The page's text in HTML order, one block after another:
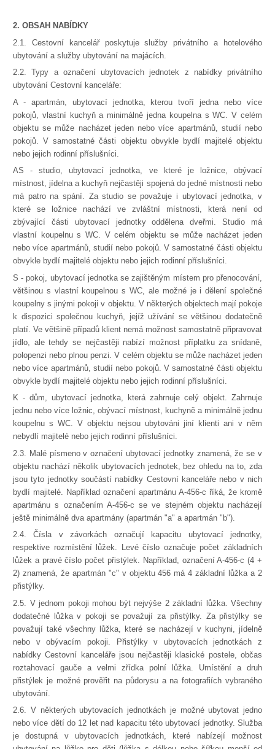
2. OBSAH NABÍDKY
2.1. Cestovní kancelář poskytuje služby privátního a hotelového
ubytování a služby ubytování na majácích.
2.2. Typy a označení ubytovacích jednotek z nabídky privátního
ubytování Cestovní kanceláře:
A - apartmán, ubytovací jednotka, kterou tvoří jedna nebo více
pokojů, vlastní kuchyň a minimálně jedna koupelna s WC. V celém
objektu se může nacházet jeden nebo více apartmánů, studií nebo
pokojů. V samostatné části objektu obvykle bydlí majitelé objektu
nebo jejich rodinní příslušníci.
AS - studio, ubytovací jednotka, ve které je ložnice, obývací
místnost, jídelna a kuchyň nejčastěji spojená do jedné místnosti nebo
má patro na spání. Za studio se považuje i ubytovací jednotka, v
které se ložnice nachází ve zvláštní místnosti, která není od
zbývající části ubytovací jednotky oddělena dveřmi. Studio má
vlastní koupelnu s WC. V celém objektu se může nacházet jeden
nebo více apartmánů, studií nebo pokojů. V samostatné části objektu
obvykle bydlí majitelé objektu nebo jejich rodinní příslušníci.
S - pokoj, ubytovací jednotka se zajištěným místem pro přenocování,
většinou s vlastní koupelnou s WC, ale možné je i dělení společné
koupelny s jinými pokoji v objektu. V některých objektech mají pokoje
k dispozici společnou kuchyň, jejíž užívání se většinou dodatečně
platí. Ve většině případů klient nemá možnost samostatně připravovat
jídlo, ale tehdy se nejčastěji nabízí možnost příplatku za snídaně,
polopenzi nebo plnou penzi. V celém objektu se může nacházet jeden
nebo více apartmánů, studií nebo pokojů. V samostatné části objektu
obvykle bydlí majitelé objektu nebo jejich rodinní příslušníci.
K - dům, ubytovací jednotka, která zahrnuje celý objekt. Zahrnuje
jednu nebo více ložnic, obývací místnost, kuchyně a minimálně jednu
koupelnu s WC. V objektu nejsou ubytováni jiní klienti ani v něm
nebydlí majitelé nebo jejich rodinní příslušníci.
2.3. Malé písmeno v označení ubytovací jednotky znamená, že se v
objektu nachází několik ubytovacích jednotek, bez ohledu na to, zda
jsou tyto jednotky součástí nabídky Cestovní kanceláře nebo v nich
bydlí majitelé. Například označení apartmánu A-456-c říká, že kromě
apartmánu s označením A-456-c se ve stejném objektu nacházejí
ještě minimálně dva apartmány (apartmán "a" a apartmán "b").
2.4. Čísla v závorkách označují kapacitu ubytovací jednotky,
respektive rozmístění lůžek. Levé číslo označuje počet základních
lůžek a pravé číslo počet přistýlek. Například, označení A-456-c (4 +
2) znamená, že apartmán "c" v objektu 456 má 4 základní lůžka a 2
přistýlky.
2.5. V jednom pokoji mohou být nejvýše 2 základní lůžka. Všechny
dodatečné lůžka v pokoji se považují za přistýlky. Za přistýlky se
považují také všechny lůžka, které se nacházejí v kuchyni, jídelně
nebo v obývacím pokoji. Přistýlky v ubytovacích jednotkách z
nabídky Cestovní kanceláře jsou nejčastěji klasické postele, občas
roztahovací gauče a velmi zřídka polní lůžka. Umístění a druh
přistýlek je možné prověřit na půdorysu a na fotografiích vybraného
ubytování.
2.6. V některých ubytovacích jednotkách je možné ubytovat jedno
nebo více dětí do 12 let nad kapacitu této ubytovací jednotky. Služba
je dostupná v ubytovacích jednotkách, které nabízejí možnost